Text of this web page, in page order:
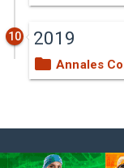
10 2019
Annales